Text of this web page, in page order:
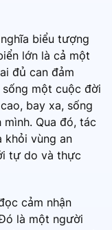
biểu tượng
lớn là cả một
đủ can đảm
một cuộc đời
bay xa, sống
Qua đó, tác
khỏi vùng an
tự do và thực
cảm nhận
là một người